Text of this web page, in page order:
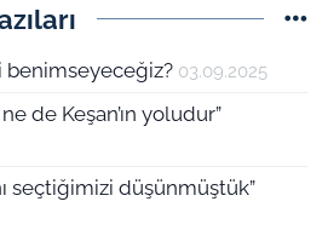
03.09.2025
de Keşan’ın yoludur”
seçtiğimizi düşünmüştük”